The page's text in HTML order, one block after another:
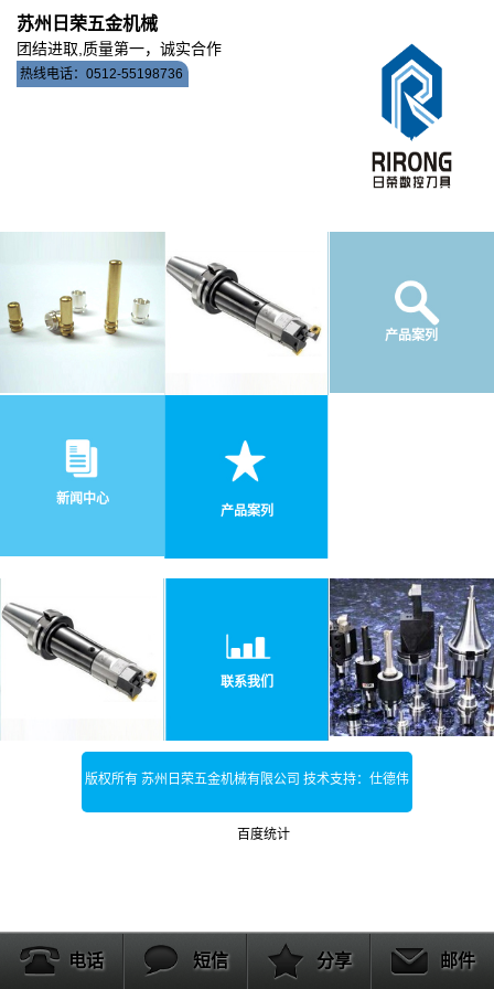
苏州日荣五金机械
团结进取,质量第一，诚实合作
热线电话：0512-55198736
公司简介
产品案列
新闻中心
产品案列
联系我们
版权所有 苏州日荣五金机械有限公司 技术支持：仕德伟
百度统计
电话 短信 分享 邮件